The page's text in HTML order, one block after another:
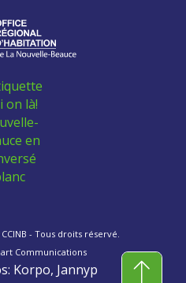
- Tous droits réservé.
Communications
Korpo, Jannyp